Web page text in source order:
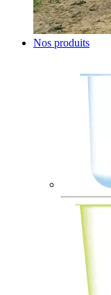
Nos produits